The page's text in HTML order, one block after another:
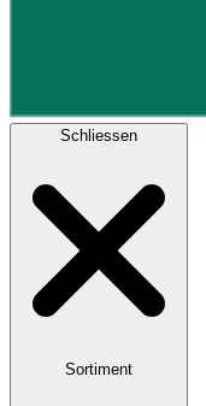
Schliessen
Sortiment